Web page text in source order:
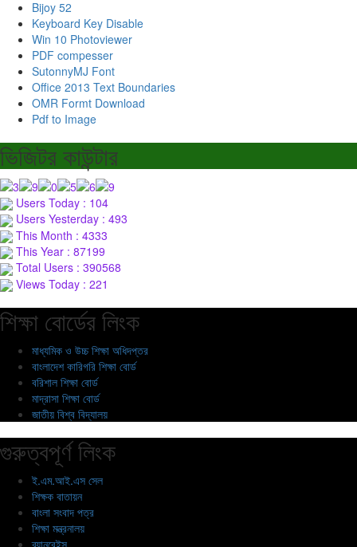
Bijoy 52
Keyboard Key Disable
Win 10 Photoviewer
PDF compesser
SutonnyMJ Font
Office 2013 Text Boundaries
OMR Formt Download
Pdf to Image
ভিজিটর কাউন্টার
Users Today : 104
Users Yesterday : 493
This Month : 4333
This Year : 87199
Total Users : 390568
Views Today : 221
শিক্ষা বোর্ডের লিংক
মাধ্যমিক ও উচ্চ শিক্ষা অধিদপ্তর
বাংলাদেশ কারিগরি শিক্ষা বোর্ড
বরিশাল শিক্ষা বোর্ড
মাদ্রাসা শিক্ষা বোর্ড
জাতীয় বিশ্ব বিদ্যালয়
গুরুত্বপূর্ণ লিংক
ই.এম.আই.এস সেল
শিক্ষক বাতায়ন
বাংলা সংবাদ পত্র
শিক্ষা মন্ত্রনালয়
ব্যানবেইস